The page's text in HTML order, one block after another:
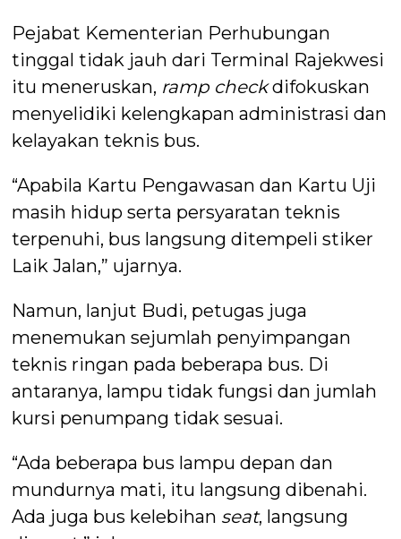
Pejabat Kementerian Perhubungan
tinggal tidak jauh dari Terminal Rajekwesi
itu meneruskan, ramp checkdifokuskan
menyelidiki kelengkapan administrasi dan
kelayakan teknis bus.
“Apabila Kartu Pengawasan dan Kartu Uji
masih hidup serta persyaratan teknis
terpenuhi, bus langsung ditempeli stiker
Laik Jalan,” ujarnya.
Namun, lanjut Budi, petugas juga
menemukan sejumlah penyimpangan
teknis ringan pada beberapa bus. Di
antaranya, lampu tidak fungsi dan jumlah
kursi penumpang tidak sesuai.
“Ada beberapa bus lampu depan dan
mundurnya mati, itu langsung dibenahi.
Ada juga bus kelebihan seat, langsung